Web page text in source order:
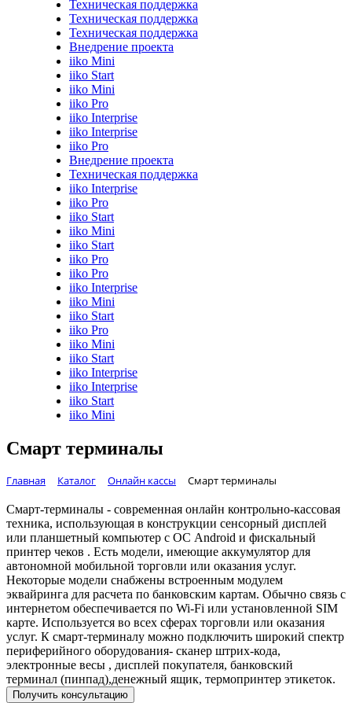
Техническая поддержка
Техническая поддержка
Техническая поддержка
Внедрение проекта
iiko Mini
iiko Start
iiko Mini
iiko Pro
iiko Interprise
iiko Interprise
iiko Pro
Внедрение проекта
Техническая поддержка
iiko Interprise
iiko Pro
iiko Start
iiko Mini
iiko Start
iiko Pro
iiko Pro
iiko Interprise
iiko Mini
iiko Start
iiko Pro
iiko Mini
iiko Start
iiko Interprise
iiko Interprise
iiko Start
iiko Mini
Смарт терминалы
Главная Каталог Онлайн кассы Смарт терминалы
Смарт-терминалы - современная онлайн контрольно-кассовая
техника, использующая в конструкции сенсорный дисплей
или планшетный компьютер с ОС Android и фискальный
принтер чеков . Есть модели, имеющие аккумулятор для
автономной мобильной торговли или оказания услуг.
Некоторые модели снабжены встроенным модулем
эквайринга для расчета по банковским картам. Обычно связь с
интернетом обеспечивается по Wi-Fi или установленной SIM
карте. Используется во всех сферах торговли или оказания
услуг. К смарт-терминалу можно подключить широкий спектр
периферийного оборудования- сканер штрих-кода,
электронные весы , дисплей покупателя, банковский
терминал (пинпад),денежный ящик, термопринтер этикеток.
Получить консультацию